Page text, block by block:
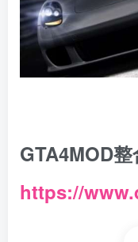
GTA4MOD整
https://